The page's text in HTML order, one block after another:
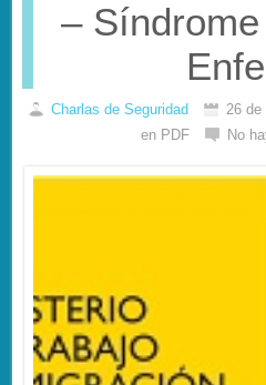
–
Charlas de Seguridad 26 de
en PDF
No